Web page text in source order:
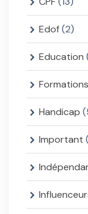
Edof(2)
Education
Formations
Handicap
Important